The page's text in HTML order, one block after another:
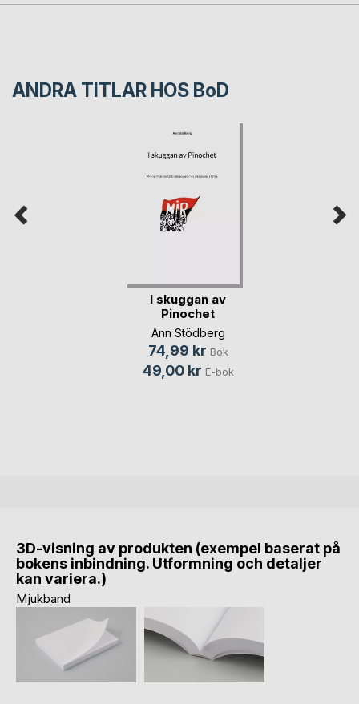
ANDRA TITLAR HOS BoD
I skuggan av
Pinochet
Ann Stödberg
74,99 kr Bok
49,00 kr E-bok
3D-visning av produkten (exempel baserat på
bokens inbindning. Utformning och detaljer
kan variera.)
Mjukband